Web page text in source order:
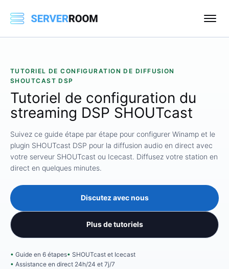
TUTORIEL DE CONFIGURATION DE DIFFUSION
SHOUTCAST DSP
Tutoriel de configuration du
streaming DSP SHOUTcast
Suivez ce guide étape par étape pour configurer Winamp et le
plugin SHOUTcast DSP pour la diffusion audio en direct avec
votre serveur SHOUTcast ou Icecast. Diffusez votre station en
direct en quelques minutes.
Discutez avec nous
Plus de tutoriels
Guide en 6 étapes
SHOUTcast et Icecast
Assistance en direct 24h/24 et 7j/7